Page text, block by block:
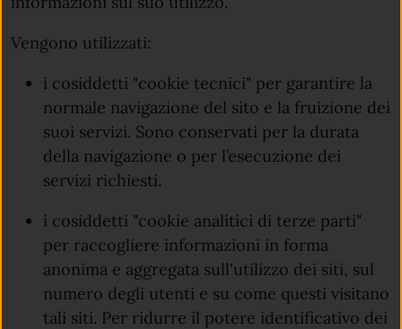
Vengono utilizzati:
i cosiddetti "cookie tecnici" per garantire la
normale navigazione del sito e la fruizione dei
suoi servizi. Sono conservati per la durata
della navigazione o per l’esecuzione dei
servizi richiesti.
i cosiddetti "cookie analitici di terze parti"
per raccogliere informazioni in forma
anonima e aggregata sull'utilizzo dei siti, sul
numero degli utenti e su come questi visitano
tali siti. Per ridurre il potere identificativo dei